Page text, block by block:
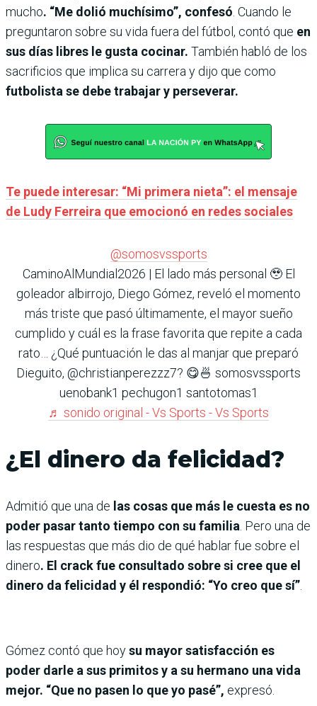
mucho. “Me dolió muchísimo”, confesó . Cuando le
preguntaron sobre su vida fuera del fútbol, contó que en
sus días libres le gusta cocinar. También habló de los
sacrificios que implica su carrera y dijo que como
futbolista se debe trabajar y perseverar.
Te puede interesar: “Mi primera nieta”: el mensaje
de Ludy Ferreira que emocionó en redes sociales
@somosvssports
CaminoAlMundial2026 | El lado más personal 🥹 El
goleador albirrojo, Diego Gómez, reveló el momento
más triste que pasó últimamente, el mayor sueño
cumplido y cuál es la frase favorita que repite a cada
rato… ¿Qué puntuación le das al manjar que preparó
Dieguito, @christianperezzz7? 😋🍜 somosvssports
uenobank1 pechugon1 santotomas1
♬ sonido original - Vs Sports - Vs Sports
¿El dinero da felicidad?
Admitió que una de las cosas que más le cuesta es no
poder pasar tanto tiempo con su familia . Pero una de
las respuestas que más dio de qué hablar fue sobre el
dinero. El crack fue consultado sobre si cree que el
dinero da felicidad y él respondió: “Yo creo que sí”
Gómez contó que hoysu mayor satisfacción es
poder darle a sus primitos y a su hermano una vida
mejor. “Que no pasen lo que yo pasé”, expresó.